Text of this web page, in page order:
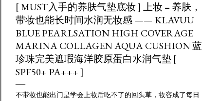
[ MUST入手的养肤气垫底妆 ] 上妆 = 养肤，
带妆也能长时间水润无妆感 —— KLAVUU
BLUE PEARLSATION HIGH COVERAGE
MARINA COLLAGEN AQUA CUSHION 蓝
珍珠完美遮瑕海洋胶原蛋白水润气垫 [
SPF50+ PA+++ ]
不带妆也能出门是学会上妆后吃不了的回头草，妆容成了每日